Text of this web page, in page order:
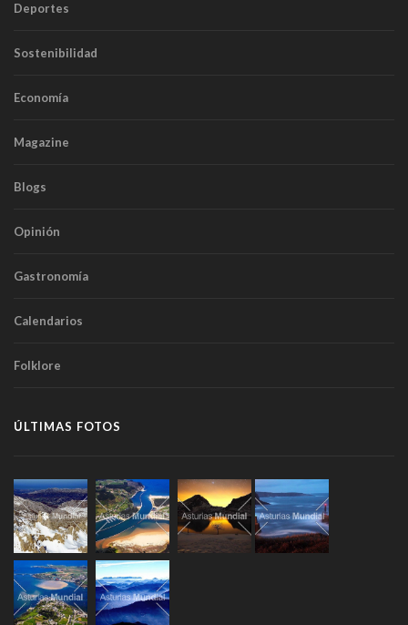
Deportes
Sostenibilidad
Economía
Magazine
Blogs
Opinión
Gastronomía
Calendarios
Folklore
ÚLTIMAS FOTOS